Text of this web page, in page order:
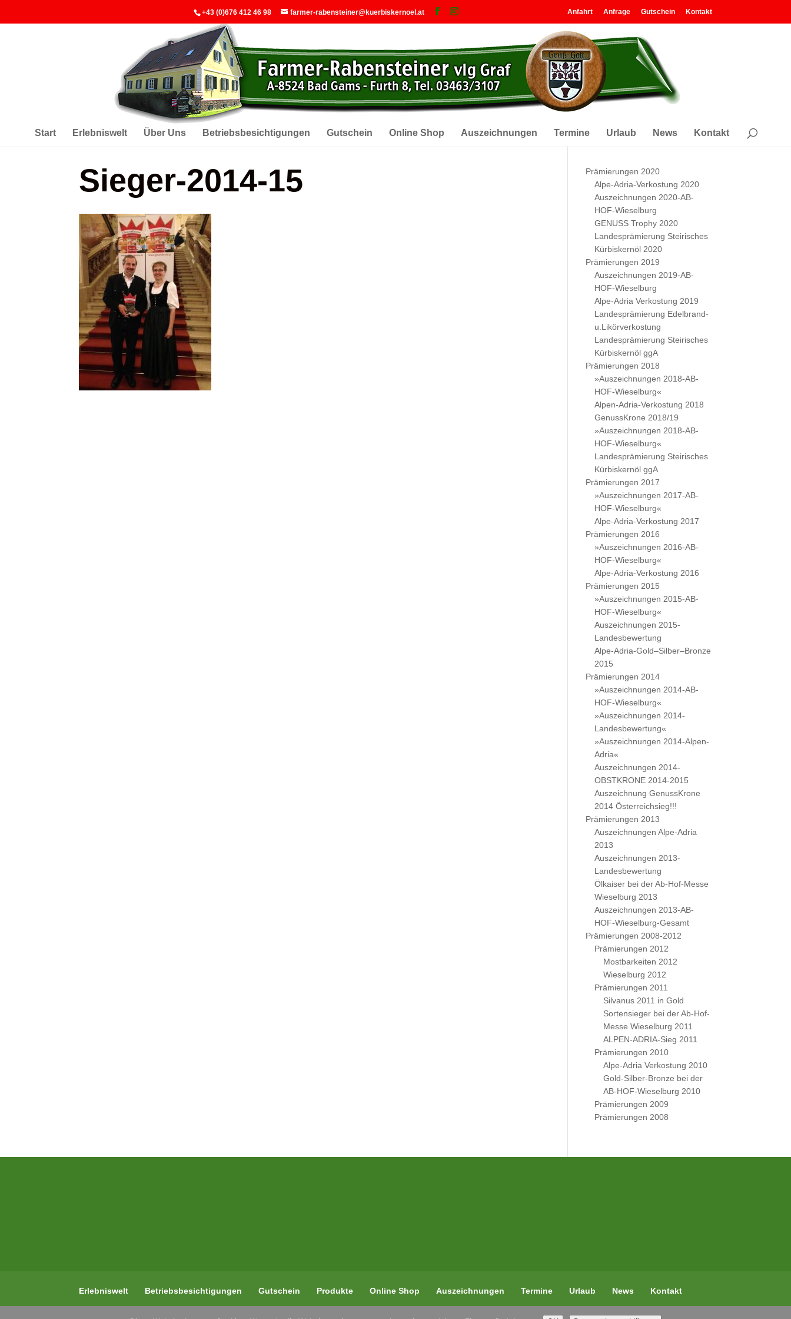
+43 (0)676 412 46 98 farmer-rabensteiner@kuerbiskernoel.at Anfahrt Anfrage Gutschein Kontakt
Start Erlebniswelt Über Uns Betriebsbesichtigungen Gutschein Online Shop Auszeichnungen Termine Urlaub News Kontakt
Sieger-2014-15
Prämierungen 2020
Alpe-Adria-Verkostung 2020
Auszeichnungen 2020-AB-
HOF-Wieselburg
GENUSS Trophy 2020
Landesprämierung Steirisches
Kürbiskernöl 2020
Prämierungen 2019
Auszeichnungen 2019-AB-
HOF-Wieselburg
Alpe-Adria Verkostung 2019
Landesprämierung Edelbrand-
u.Likörverkostung
Landesprämierung Steirisches
Kürbiskernöl ggA
Prämierungen 2018
»Auszeichnungen 2018-AB-
HOF-Wieselburg«
Alpen-Adria-Verkostung 2018
GenussKrone 2018/19
»Auszeichnungen 2018-AB-
HOF-Wieselburg«
Landesprämierung Steirisches
Kürbiskernöl ggA
Prämierungen 2017
»Auszeichnungen 2017-AB-
HOF-Wieselburg«
Alpe-Adria-Verkostung 2017
Prämierungen 2016
»Auszeichnungen 2016-AB-
HOF-Wieselburg«
Alpe-Adria-Verkostung 2016
Prämierungen 2015
»Auszeichnungen 2015-AB-
HOF-Wieselburg«
Auszeichnungen 2015-
Landesbewertung
Alpe-Adria-Gold–Silber–Bronze
2015
Prämierungen 2014
»Auszeichnungen 2014-AB-
HOF-Wieselburg«
»Auszeichnungen 2014-
Landesbewertung«
»Auszeichnungen 2014-Alpen-
Adria«
Auszeichnungen 2014-
OBSTKRONE 2014-2015
Auszeichnung GenussKrone
2014 Österreichsieg!!!
Prämierungen 2013
Auszeichnungen Alpe-Adria
2013
Auszeichnungen 2013-
Landesbewertung
Ölkaiser bei der Ab-Hof-Messe
Wieselburg 2013
Auszeichnungen 2013-AB-
HOF-Wieselburg-Gesamt
Prämierungen 2008-2012
Prämierungen 2012
Mostbarkeiten 2012
Wieselburg 2012
Prämierungen 2011
Silvanus 2011 in Gold
Sortensieger bei der Ab-Hof-
Messe Wieselburg 2011
ALPEN-ADRIA-Sieg 2011
Prämierungen 2010
Alpe-Adria Verkostung 2010
Gold-Silber-Bronze bei der
AB-HOF-Wieselburg 2010
Prämierungen 2009
Prämierungen 2008
Erlebniswelt Betriebsbesichtigungen Gutschein Produkte Online Shop Auszeichnungen Termine Urlaub News Kontakt